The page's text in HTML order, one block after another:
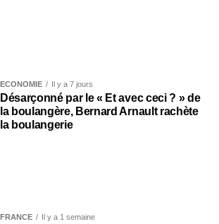
ECONOMIE Il y a 7 jours
Désarçonné par le « Et avec ceci ? » de
la boulangère, Bernard Arnault rachète
la boulangerie
FRANCE Il y a 1 semaine